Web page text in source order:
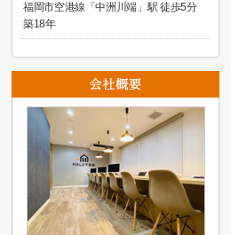
福岡市空港線「中洲川端」駅 徒歩5分
築18年